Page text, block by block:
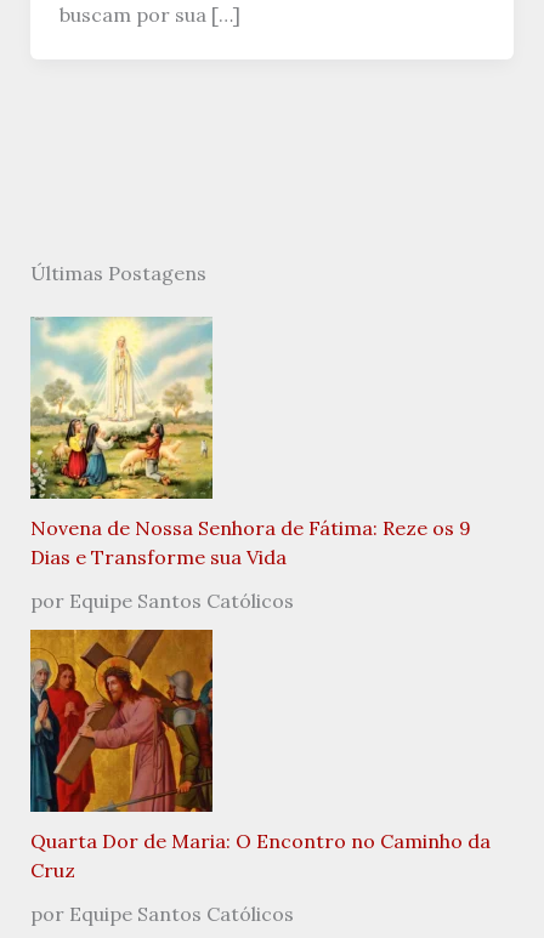
buscam por sua […]
Últimas Postagens
Novena de Nossa Senhora de Fátima: Reze os 9
Dias e Transforme sua Vida
por Equipe Santos Católicos
Quarta Dor de Maria: O Encontro no Caminho da
Cruz
por Equipe Santos Católicos